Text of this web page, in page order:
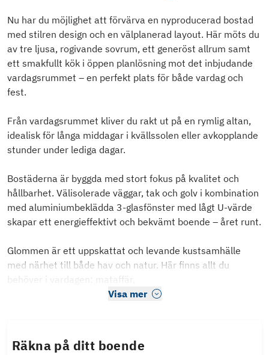
Nu har du möjlighet att förvärva en nyproducerad bostad
med stilren design och en välplanerad layout. Här möts du
av tre ljusa, rogivande sovrum, ett generöst allrum samt
ett smakfullt kök i öppen planlösning mot det inbjudande
vardagsrummet – en perfekt plats för både vardag och
fest.
Från vardagsrummet kliver du rakt ut på en rymlig altan,
idealisk för långa middagar i kvällssolen eller avkopplande
stunder under lediga dagar.
Bostäderna är byggda med stort fokus på kvalitet och
hållbarhet. Välisolerade väggar, tak och golv i kombination
med aluminiumbeklädda 3-glasfönster med lågt U-värde
skapar ett energieffektivt och bekvämt boende – året runt.
Glommen är ett uppskattat och levande kustsamhälle
med närhet till både hav och natur. Här finns allt du
behöver i vardagen: mataffär,
Visa mer
Räkna på ditt boende